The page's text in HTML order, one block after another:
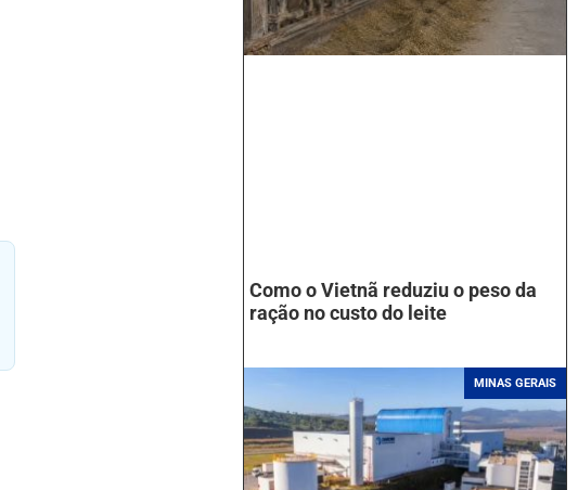
Como o Vietnã reduziu o peso da
ração no custo do leite
MINAS GERAIS